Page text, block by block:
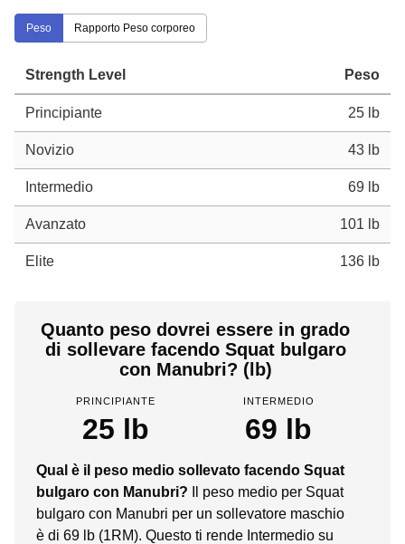
Peso Rapporto Peso corporeo
Strength Level Peso
Principiante 25 lb
Novizio 43 lb
Intermedio 69 lb
Avanzato 101 lb
Elite 136 lb
Quanto peso dovrei essere in grado
di sollevare facendo Squat bulgaro
con Manubri? (lb)
PRINCIPIANTE
25 lb
INTERMEDIO
69 lb
Qual è il peso medio sollevato facendo Squat
bulgaro con Manubri?
Il peso medio per Squat
bulgaro con Manubri per un sollevatore maschio
è di 69 lb (1RM). Questo ti rende Intermedio su